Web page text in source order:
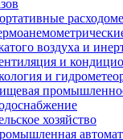
воздуха и
и
и
хозяйство